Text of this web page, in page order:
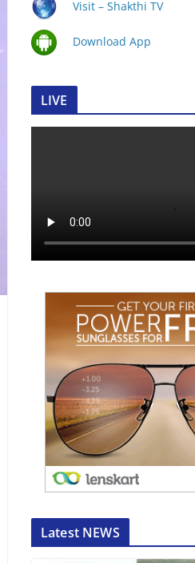
Visit – Shakthi TV
Download App
LIVE
Latest NEWS